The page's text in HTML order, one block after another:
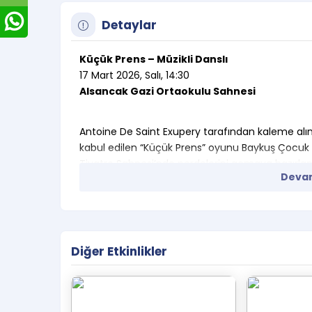
Detaylar
Küçük Prens – Müzikli Danslı
17 Mart 2026, Salı, 14:30
Alsancak Gazi Ortaokulu Sahnesi
Antoine De Saint Exupery tarafından kaleme
kabul edilen “Küçük Prens” oyunu Baykuş
“Çok sabırlı olmalısın. önce benden biraz
Diğer Etkinlikler